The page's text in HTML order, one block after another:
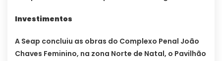
Investimentos
A Seap concluiu as obras do Complexo Penal João
Chaves Feminino, na zona Norte de Natal, o Pavilhão